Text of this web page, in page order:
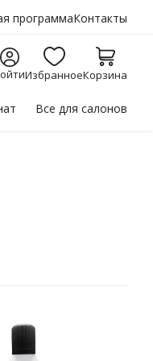
программаКонтакты
ИзбранноеКорзина
Все для салонов